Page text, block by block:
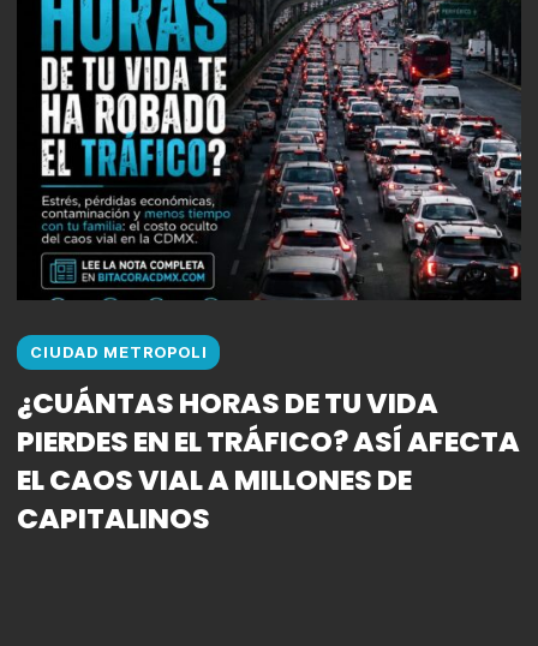
CIUDAD METROPOLI
¿CUÁNTAS HORAS DE TU VIDA
PIERDES EN EL TRÁFICO? ASÍ AFECTA
EL CAOS VIAL A MILLONES DE
CAPITALINOS